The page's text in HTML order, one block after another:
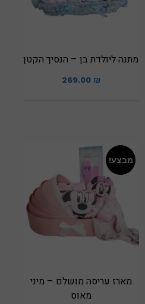
מתנה ליולדת בן – הנסיך הקטן
269.00 ₪
מבצע!
מארז עריסה מושלם – מיני
מאוס